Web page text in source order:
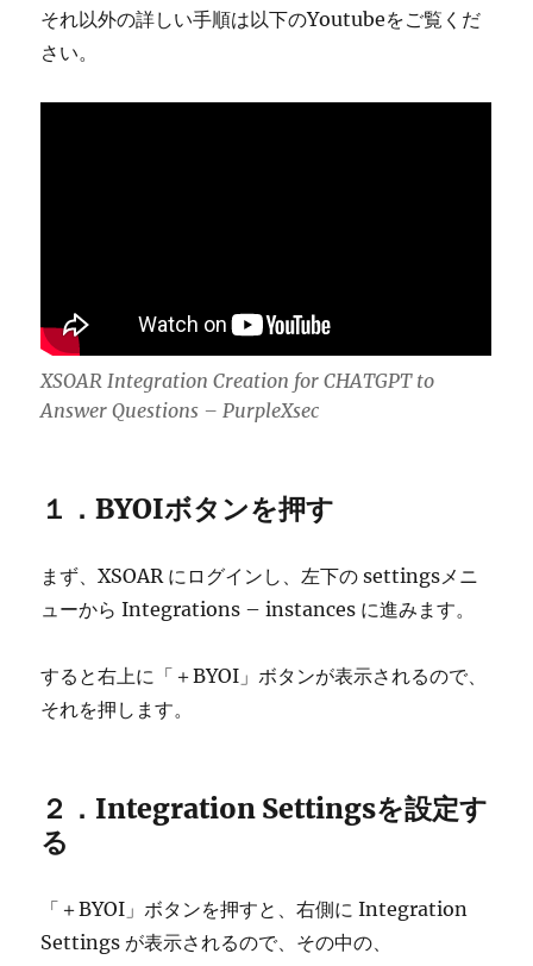
それ以外の詳しい手順は以下のYoutubeをご覧くだ
さい。
XSOAR Integration Creation for CHATGPT to
Answer Questions – PurpleXsec
１．BYOIボタンを押す
まず、XSOAR にログインし、左下の settingsメニ
ューから Integrations – instances に進みます。
すると右上に「＋BYOI」ボタンが表示されるので、
それを押します。
２．Integration Settingsを設定す
る
「＋BYOI」ボタンを押すと、右側に Integration
Settings が表示されるので、その中の、